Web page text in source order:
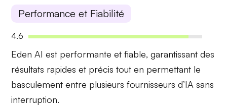
Performance et Fiabilité
4.6
Eden AI est performante et fiable, garantissant des
résultats rapides et précis tout en permettant le
basculement entre plusieurs fournisseurs d’IA sans
interruption.